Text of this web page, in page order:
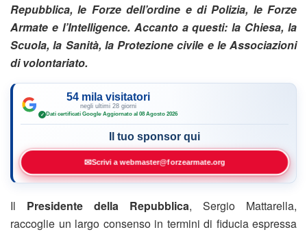
Repubblica, le Forze dell’ordine e di Polizia, le Forze
Armate e l’Intelligence. Accanto a questi: la Chiesa, la
Scuola, la Sanità, la Protezione civile e le Associazioni
di volontariato.
54 mila visitatori
negli ultimi 28 giorni
✓ Dati certificati Google·Aggiornato al 08 Agosto 2026
Il tuo sponsor qui
✉Scrivi a webmaster@forzearmate.org
Il Presidente della Repubblica, Sergio Mattarella,
raccoglie un largo consenso in termini di fiducia espressa